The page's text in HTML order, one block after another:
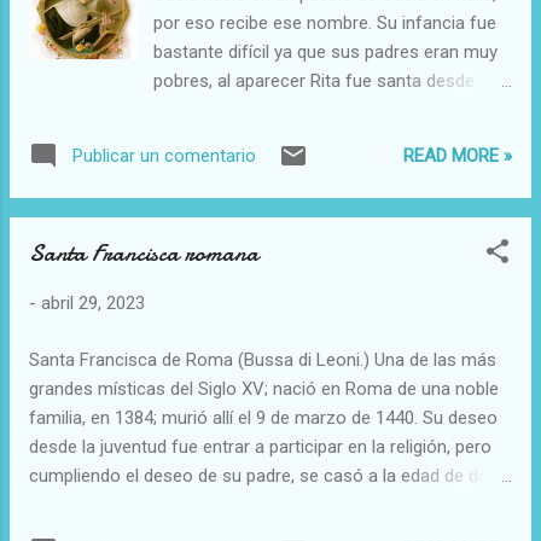
corrientes intelectuales que despertaban en
la Italia renacentista, Bianca no dudó en
contratar a sabios preceptores que
enseñaran a sus hijas las nuevas ideas
contrario que su hermana Ginevra, quien
plenamente al estudio y la euridición. Su
por eso recibe ese nombre. Su infancia fue
bastante difícil ya que sus padres eran muy
pobres, al aparecer Rita fue santa desde
hombre herido cuando ella aún estaba en
pañales. Rita nació en mayo, en el año 1381
religión y a la iglesia católica, sus ansias de
decisión de sus padres de darla en
matrimonio, así que debió desde muy joven
unir su vida a la de Paolo Ferdinando
Mancini, un hombre cruel, rudo, de muy mal
carácter, un oficial de la guardia del pueblo.
Publicar un comentario READ MORE »
Santa Francisca romana
- abril 29, 2023
Santa Francisca de Roma (Bussa di Leoni.) Una de las más
grandes místicas del Siglo XV; nació en Roma de una noble
familia, en 1384; murió allí el 9 de marzo de 1440. Su deseo
desde la juventud fue entrar a participar en la religión, pero
cumpliendo el deseo de su padre, se casó a la edad de doce